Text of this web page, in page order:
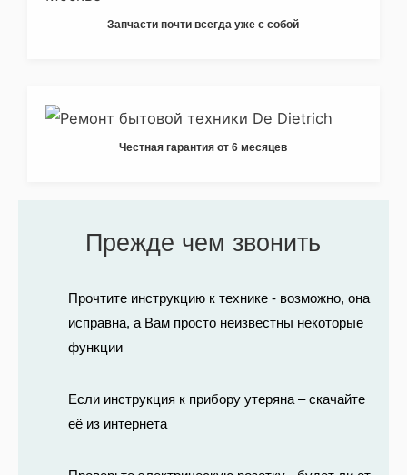
Запчасти почти всегда уже с собой
Честная гарантия от 6 месяцев
Прежде чем звонить
Прочтите инструкцию к технике - возможно, она
исправна, а Вам просто неизвестны некоторые
функции
Если инструкция к прибору утеряна – скачайте
её из интернета